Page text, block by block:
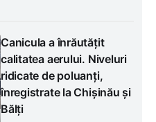
Canicula a înrăutățit
calitatea aerului. Niveluri
ridicate de poluanți,
înregistrate la Chișinău și
Bălți